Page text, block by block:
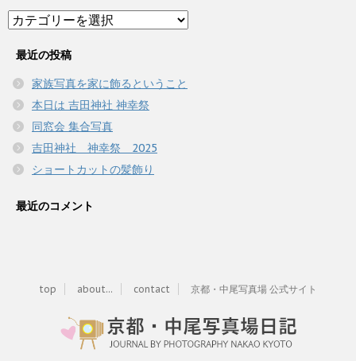
Category
最近の投稿
家族写真を家に飾るということ
本日は 吉田神社 神幸祭
同窓会 集合写真
吉田神社 神幸祭 2025
ショートカットの髪飾り
最近のコメント
top about... contact 京都・中尾写真場 公式サイト